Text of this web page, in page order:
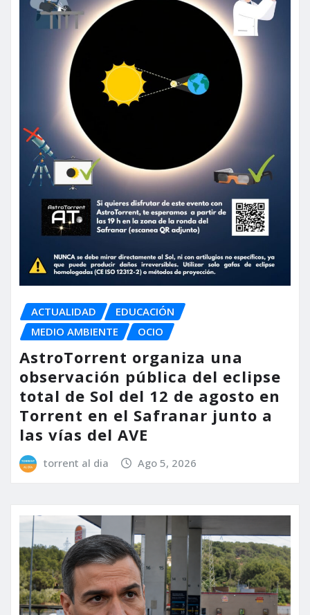
ACTUALIDAD
EDUCACIÓN
MEDIO AMBIENTE
OCIO
AstroTorrent organiza una
observación pública del eclipse
total de Sol del 12 de agosto en
Torrent en el Safranar junto a
las vías del AVE
torrent al dia Ago 5, 2026